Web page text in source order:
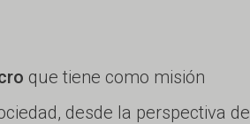
que tiene como misión
desde la perspectiva de